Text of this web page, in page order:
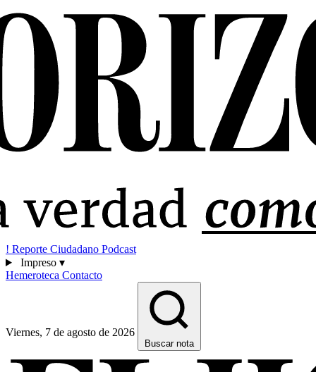
! Reporte Ciudadano Podcast
Impreso ▾
Hemeroteca Contacto
Viernes, 7 de agosto de 2026
Buscar nota